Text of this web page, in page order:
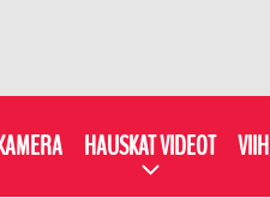
HAUSKAT VIDEOT